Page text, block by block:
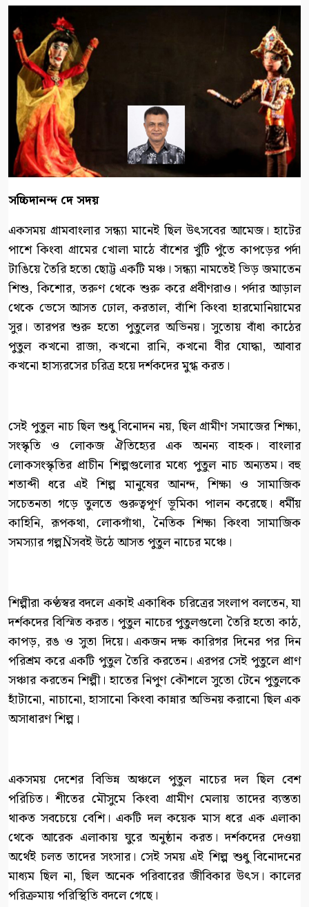
সচ্চিদানন্দ দে সদয়
একসময় গ্রামবাংলার সন্ধ্যা মানেই ছিল উৎসবের আমেজ। হাটের
পাশে কিংবা গ্রামের খোলা মাঠে বাঁশের খুঁটি পুঁতে কাপড়ের পর্দা
টাঙিয়ে তৈরি হতো ছোট্ট একটি মঞ্চ। সন্ধ্যা নামতেই ভিড় জমাতেন
শিশু, কিশোর, তরুণ থেকে শুরু করে প্রবীণরাও। পর্দার আড়াল
থেকে ভেসে আসত ঢোল, করতাল, বাঁশি কিংবা হারমোনিয়ামের
সুর। তারপর শুরু হতো পুতুলের অভিনয়। সুতোয় বাঁধা কাঠের
পুতুল কখনো রাজা, কখনো রানি, কখনো বীর যোদ্ধা, আবার
কখনো হাস্যরসের চরিত্র হয়ে দর্শকদের মুগ্ধ করত।
সেই পুতুল নাচ ছিল শুধু বিনোদন নয়, ছিল গ্রামীণ সমাজের শিক্ষা,
সংস্কৃতি ও লোকজ ঐতিহ্যের এক অনন্য বাহক। বাংলার
লোকসংস্কৃতির প্রাচীন শিল্পগুলোর মধ্যে পুতুল নাচ অন্যতম। বহু
শতাব্দী ধরে এই শিল্প মানুষের আনন্দ, শিক্ষা ও সামাজিক
সচেতনতা গড়ে তুলতে গুরুত্বপূর্ণ ভূমিকা পালন করেছে। ধর্মীয়
কাহিনি, রূপকথা, লোকগাঁথা, নৈতিক শিক্ষা কিংবা সামাজিক
সমস্যার গল্পÑসবই উঠে আসত পুতুল নাচের মঞ্চে।
শিল্পীরা কণ্ঠস্বর বদলে একাই একাধিক চরিত্রের সংলাপ বলতেন, যা
দর্শকদের বিস্মিত করত। পুতুল নাচের পুতুলগুলো তৈরি হতো কাঠ,
কাপড়, রঙ ও সুতা দিয়ে। একজন দক্ষ কারিগর দিনের পর দিন
পরিশ্রম করে একটি পুতুল তৈরি করতেন। এরপর সেই পুতুলে প্রাণ
সঞ্চার করতেন শিল্পী। হাতের নিপুণ কৌশলে সুতো টেনে পুতুলকে
হাঁটানো, নাচানো, হাসানো কিংবা কান্নার অভিনয় করানো ছিল এক
অসাধারণ শিল্প।
একসময় দেশের বিভিন্ন অঞ্চলে পুতুল নাচের দল ছিল বেশ
পরিচিত। শীতের মৌসুমে কিংবা গ্রামীণ মেলায় তাদের ব্যস্ততা
থাকত সবচেয়ে বেশি। একটি দল কয়েক মাস ধরে এক এলাকা
থেকে আরেক এলাকায় ঘুরে অনুষ্ঠান করত। দর্শকদের দেওয়া
অর্থেই চলত তাদের সংসার। সেই সময় এই শিল্প শুধু বিনোদনের
মাধ্যম ছিল না, ছিল অনেক পরিবারের জীবিকার উৎস। কালের
পরিক্রমায় পরিস্থিতি বদলে গেছে।